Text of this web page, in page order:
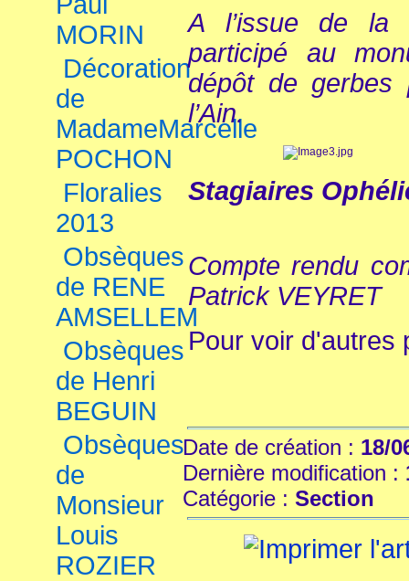
MORIN
Décoration
de
MadameMarcelle
POCHON
Floralies
2013
Obsèques
de RENE
AMSELLEM
Obsèques
de Henri
BEGUIN
Obsèques
de
Monsieur
Louis
ROZIER
A l’issue de la
participé au
dépôt de gerbes
l’Ain.
Stagiaires
Compte rendu
Patrick VEYRET
Pour voir d'autres
Date de création : 18/
Dernière modification :
Catégorie : Section